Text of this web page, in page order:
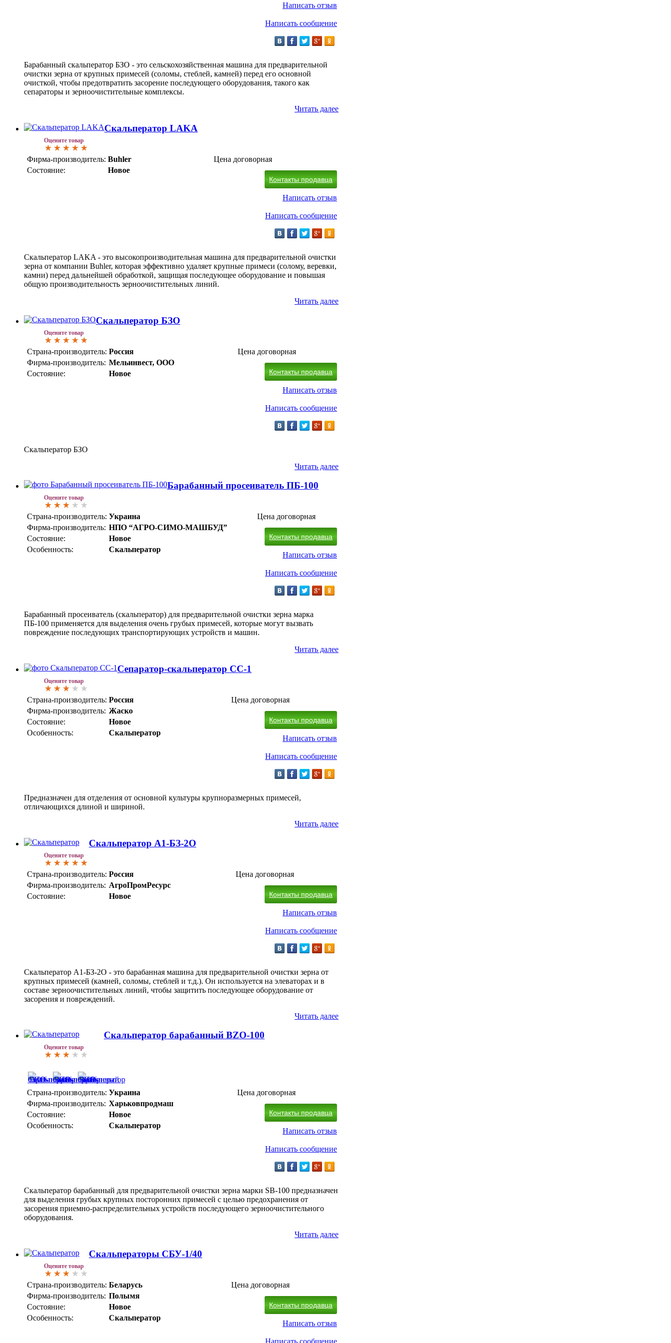
Написать отзыв
Написать сообщение
Барабанный скальператор БЗО - это сельскохозяйственная машина для предварительной
очистки зерна от крупных примесей (соломы, стеблей, камней) перед его основной
очисткой, чтобы предотвратить засорение последующего оборудования, такого как
сепараторы и зерноочистительные комплексы.
Читать далее
Оцените товар
Скальператор LAKA
Фирма-производитель: Buhler
Состояние:
Новое
Цена договорная
Контакты продавца
Написать отзыв
Написать сообщение
Скальператор LAKA - это высокопроизводительная машина для предварительной очистки
зерна от компании Buhler, которая эффективно удаляет крупные примеси (солому, веревки,
камни) перед дальнейшей обработкой, защищая последующее оборудование и повышая
общую производительность зерноочистительных линий.
Читать далее
Оцените товар
Скальператор БЗО
Страна-производитель: Россия
Фирма-производитель: Мельинвест, ООО
Состояние:
Новое
Цена договорная
Контакты продавца
Написать отзыв
Написать сообщение
Скальператор БЗО
Читать далее
Оцените товар
Барабанный просеиватель ПБ-100
Страна-производитель: Украина
Фирма-производитель: НПО “АГРО-СИМО-МАШБУД”
Состояние:
Новое
Особенность:
Скальператор
Цена договорная
Контакты продавца
Написать отзыв
Написать сообщение
Барабанный просеиватель (скальператор) для предварительной очистки зерна марка
ПБ-100 применяется для выделения очень грубых примесей, которые могут вызвать
повреждение последующих транспортирующих устройств и машин.
Читать далее
Оцените товар
Сепаратор-скальператор СС-1
Страна-производитель: Россия
Фирма-производитель: Жаско
Состояние:
Новое
Особенность:
Скальператор
Цена договорная
Контакты продавца
Написать отзыв
Написать сообщение
Предназначен для отделения от основной культуры крупноразмерных примесей,
отличающихся длиной и шириной.
Читать далее
Оцените товар
Скальператор А1-БЗ-2О
Страна-производитель: Россия
Фирма-производитель: АгроПромРесурс
Состояние:
Новое
Цена договорная
Контакты продавца
Написать отзыв
Написать сообщение
Скальператор А1-БЗ-2О - это барабанная машина для предварительной очистки зерна от
крупных примесей (камней, соломы, стеблей и т.д.). Он используется на элеваторах и в
составе зерноочистительных линий, чтобы защитить последующее оборудование от
засорения и повреждений.
Читать далее
Оцените товар
Скальператор барабанный BZO-100
Страна-производитель: Украина
Фирма-производитель: Харьковпродмаш
Состояние:
Новое
Особенность:
Скальператор
Цена договорная
Контакты продавца
Написать отзыв
Написать сообщение
Скальператор барабанный для предварительной очистки зерна марки SB-100 предназначен
для выделения грубых крупных посторонних примесей с целью предохранения от
засорения приемно-распределительных устройств последующего зерноочистительного
оборудования.
Читать далее
Оцените товар
Скальператоры СБУ-1/40
Страна-производитель: Беларусь
Фирма-производитель: Полымя
Состояние:
Новое
Особенность:
Скальператор
Цена договорная
Контакты продавца
Написать отзыв